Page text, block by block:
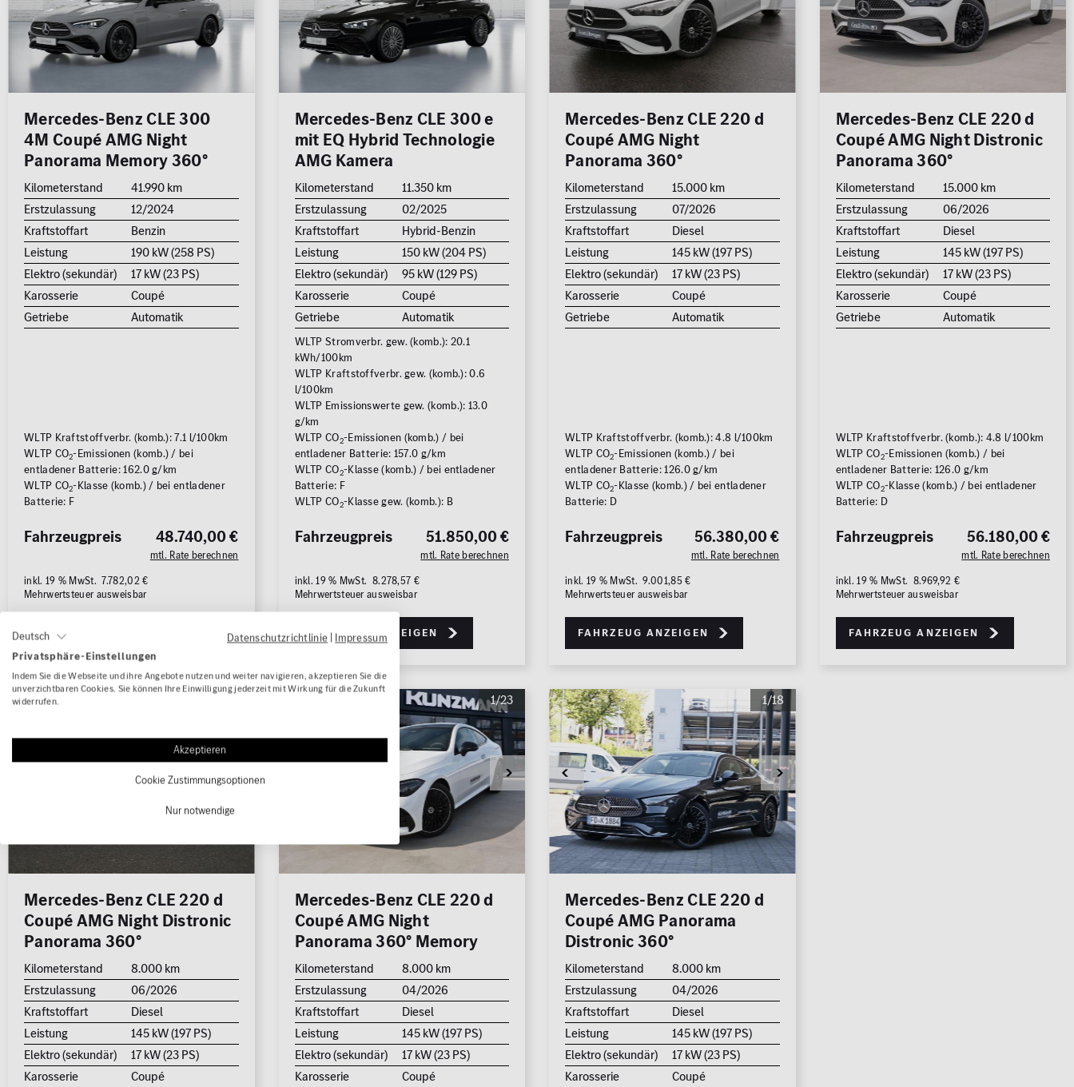
Limousine
Cabrio /
Roadster
Kombi
Coupé Van / Kleinbus
Geländewagen /
SUV
Kleinwagen
Kraftstoff
ALLE
Standorte
0 km
250.000
km
Reichweite (elektrisch)
Preis
0 € 500.000 €
MwSt. ausweisbar
FAHRZEUGE ANZEIGEN
Rückfahrkamera
Schiebedach
Standheizung
Sonstige
Junge Sterne Qualitätssiegel
MB Rent Fahrzeug
7FAHRZEUGE ANZEIGEN
Zurücksetzen
Mercedes-Benz CLE 300
4M Coupé AMG Night
Panorama Memory 360°
Kilometerstand
41.990 km
Erstzulassung
12/2024
Kraftstoffart
Benzin
Leistung
190 kW (258 PS)
Elektro (sekundär)
17 kW (23 PS)
Karosserie
Coupé
Getriebe
Automatik
WLTP Kraftstoffverbr. (komb.): 7.1 l/100km
WLTP CO2-Emissionen (komb.) / bei
entladener Batterie: 162.0 g/km
WLTP CO2-Klasse (komb.) / bei entladener
Batterie: F
48.740,00 €
mtl. Rate berechnen
Fahrzeugpreis
inkl. 19 % MwSt. 7.782,02 €
Mehrwertsteuer ausweisbar
Fahrzeug anzeigen
Mercedes-Benz CLE 300 e
mit EQ Hybrid Technologie
AMG Kamera
Kilometerstand
11.350 km
Erstzulassung
02/2025
Kraftstoffart
Hybrid-Benzin
Leistung
150 kW (204 PS)
Elektro (sekundär)
95 kW (129 PS)
Karosserie
Coupé
Getriebe
Automatik
WLTP Stromverbr. gew. (komb.): 20.1
kWh/100km
WLTP Kraftstoffverbr. gew. (komb.): 0.6
l/100km
WLTP Emissionswerte gew. (komb.): 13.0
g/km
WLTP CO2-Emissionen (komb.) / bei
entladener Batterie: 157.0 g/km
WLTP CO2-Klasse (komb.) / bei entladener
Batterie: F
WLTP CO2-Klasse gew. (komb.): B
51.850,00 €
mtl. Rate berechnen
Fahrzeugpreis
inkl. 19 % MwSt. 8.278,57 €
Mehrwertsteuer ausweisbar
Fahrzeug anzeigen
Mercedes-Benz CLE 220 d
Coupé AMG Night
Panorama 360°
Kilometerstand
15.000 km
Erstzulassung
07/2026
Kraftstoffart
Diesel
Leistung
145 kW (197 PS)
Elektro (sekundär)
17 kW (23 PS)
Karosserie
Coupé
Getriebe
Automatik
WLTP Kraftstoffverbr. (komb.): 4.8 l/100km
WLTP CO2-Emissionen (komb.) / bei
entladener Batterie: 126.0 g/km
WLTP CO2-Klasse (komb.) / bei entladener
Batterie: D
56.380,00 €
mtl. Rate berechnen
Fahrzeugpreis
inkl. 19 % MwSt. 9.001,85 €
Mehrwertsteuer ausweisbar
Fahrzeug anzeigen
Mercedes-Benz CLE 220 d
Coupé AMG Night Distronic
Panorama 360°
Kilometerstand
15.000 km
Erstzulassung
06/2026
Kraftstoffart
Diesel
Leistung
145 kW (197 PS)
Elektro (sekundär)
17 kW (23 PS)
Karosserie
Coupé
Getriebe
Automatik
WLTP Kraftstoffverbr. (komb.): 4.8 l/100km
WLTP CO2-Emissionen (komb.) / bei
entladener Batterie: 126.0 g/km
WLTP CO2-Klasse (komb.) / bei entladener
Batterie: D
56.180,00 €
mtl. Rate berechnen
Fahrzeugpreis
inkl. 19 % MwSt. 8.969,92 €
Mehrwertsteuer ausweisbar
Fahrzeug anzeigen
Mercedes-Benz CLE 220 d
Coupé AMG Night Distronic
Panorama 360°
Kilometerstand
8.000 km
Erstzulassung
06/2026
Kraftstoffart
Diesel
Leistung
145 kW (197 PS)
Elektro (sekundär)
17 kW (23 PS)
Karosserie
Coupé
1/23
Mercedes-Benz CLE 220 d
Coupé AMG Night
Panorama 360° Memory
Kilometerstand
8.000 km
Erstzulassung
04/2026
Kraftstoffart
Diesel
Leistung
145 kW (197 PS)
Elektro (sekundär)
17 kW (23 PS)
Karosserie
Coupé
1/18
Mercedes-Benz CLE 220 d
Coupé AMG Panorama
Distronic 360°
Kilometerstand
8.000 km
Erstzulassung
04/2026
Kraftstoffart
Diesel
Leistung
145 kW (197 PS)
Elektro (sekundär)
17 kW (23 PS)
Karosserie
Coupé
Deutsch Datenschutzrichtlinie | Impressum
Privatsphäre-Einstellungen
Indem Sie die Webseite und ihre Angebote nutzen und weiter navigieren, akzeptieren Sie die
unverzichtbaren Cookies. Sie können Ihre Einwilligung jederzeit mit Wirkung für die Zukunft
widerrufen.
Akzeptieren
Cookie Zustimmungsoptionen
Nur notwendige